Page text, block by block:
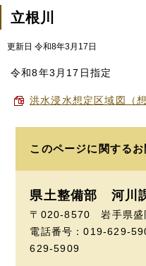
立根川
更新日 令和8年3月17日
令和8年3月17日指定
洪水浸水想定区域図（
このページに関する
県土整備部 河川
〒020-8570 岩手県盛
電話番号：019-629-
629-5909